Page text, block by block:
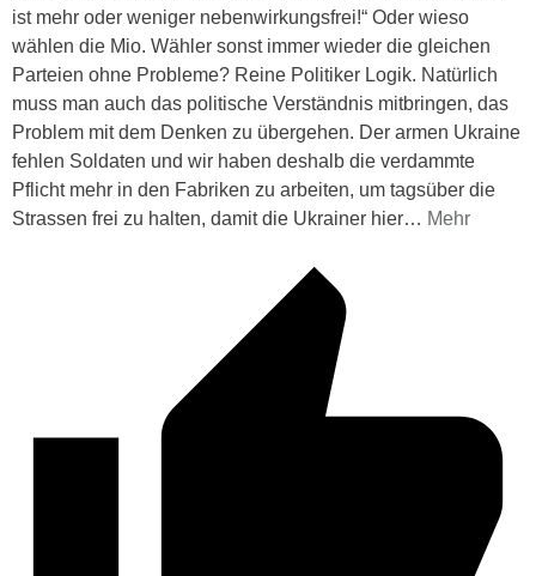
ist mehr oder weniger nebenwirkungsfrei!“ Oder wieso
wählen die Mio. Wähler sonst immer wieder die gleichen
Parteien ohne Probleme? Reine Politiker Logik. Natürlich
muss man auch das politische Verständnis mitbringen, das
Problem mit dem Denken zu übergehen. Der armen Ukraine
fehlen Soldaten und wir haben deshalb die verdammte
Pflicht mehr in den Fabriken zu arbeiten, um tagsüber die
Strassen frei zu halten, damit die Ukrainer hier… Mehr